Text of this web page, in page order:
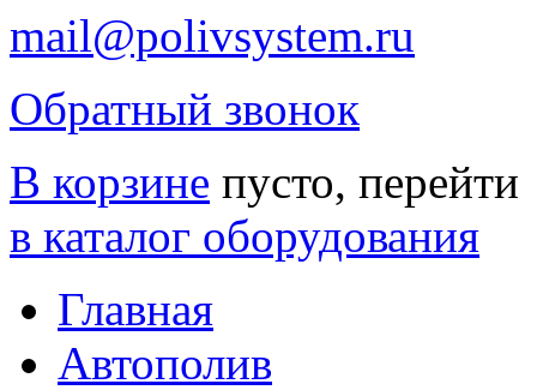
mail@polivsystem.ru
Обратный звонок
В корзине пусто, перейти
в каталог оборудования
Главная
Автополив